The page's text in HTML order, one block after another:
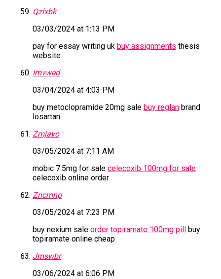
Qzlxbk
03/03/2024 at 1:13 PM
pay for essay writing uk buy assignments thesis
website
Imvwed
03/04/2024 at 4:03 PM
buy metoclopramide 20mg sale buy reglanbrand
losartan
Zmjavc
03/05/2024 at 7:11 AM
mobic 7.5mg for sale celecoxib 100mg for sale
celecoxib online order
Zncmnp
03/05/2024 at 7:23 PM
buy nexium sale order topiramate 100mg pillbuy
topiramate online cheap
Jmswbr
03/06/2024 at 6:06 PM